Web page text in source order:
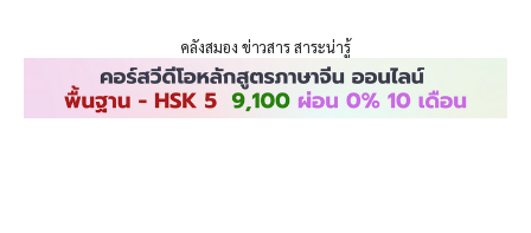
คลังสมอง ข่าวสาร สาระน่ารู้